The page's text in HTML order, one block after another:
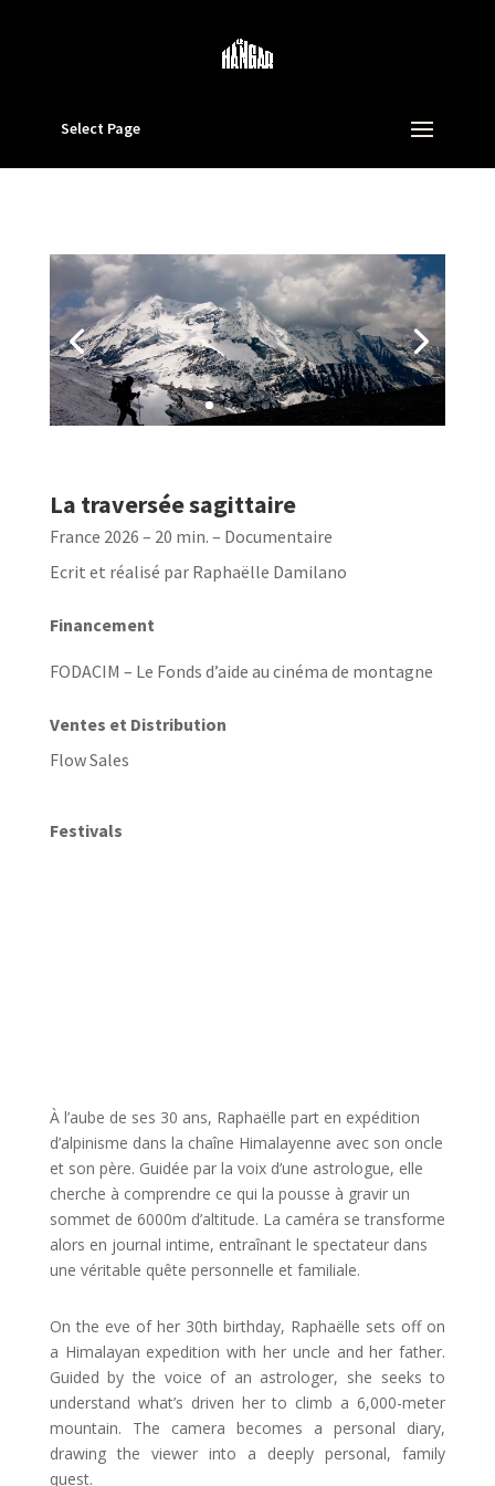
Select Page
La traversée sagittaire
France 2026 – 20 min. – Documentaire
Ecrit et réalisé par Raphaëlle Damilano
Financement
FODACIM – Le Fonds d’aide au cinéma de montagne
Ventes et Distribution
Flow Sales
Festivals
À l’aube de ses 30 ans, Raphaëlle part en expédition
d’alpinisme dans la chaîne Himalayenne avec son oncle
et son père. Guidée par la voix d’une astrologue, elle
cherche à comprendre ce qui la pousse à gravir un
sommet de 6000m d’altitude. La caméra se transforme
alors en journal intime, entraînant le spectateur dans
une véritable quête personnelle et familiale.
On the eve of her 30th birthday, Raphaëlle sets off on
a Himalayan expedition with her uncle and her father.
Guided by the voice of an astrologer, she seeks to
understand what’s driven her to climb a 6,000-meter
mountain. The camera becomes a personal diary,
drawing the viewer into a deeply personal, family
quest.